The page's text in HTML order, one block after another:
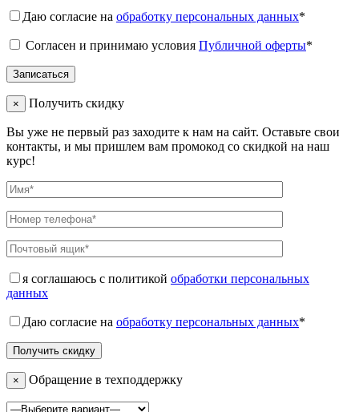
Даю согласие на обработку персональных данных*
Согласен и принимаю условия Публичной оферты*
× Получить скидку
Вы уже не первый раз заходите к нам на сайт. Оставьте свои
контакты, и мы пришлем вам промокод со скидкой на наш
курс!
я соглашаюсь с политикой обработки персональных
данных
Даю согласие на обработку персональных данных*
× Обращение в техподдержку